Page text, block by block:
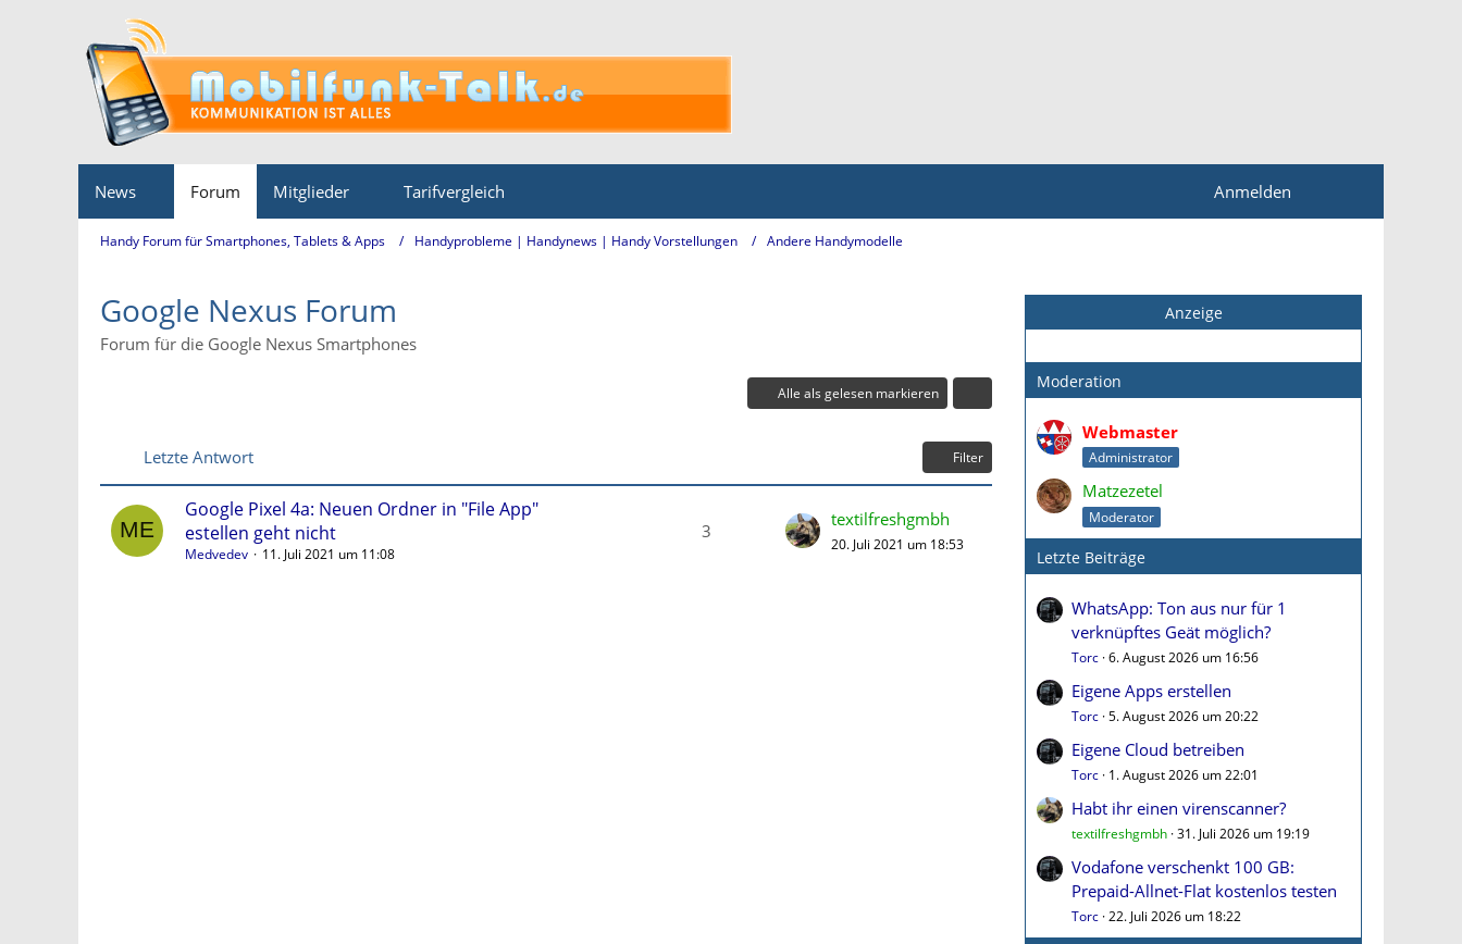
News Forum Mitglieder Tarifvergleich Anmelden
Handy Forum für Smartphones, Tablets & Apps Handyprobleme | Handynews | Handy Vorstellungen Andere Handymodelle
Google Nexus Forum
Forum für die Google Nexus Smartphones
Alle als gelesen markieren
Letzte Antwort Filter
Google Pixel 4a: Neuen Ordner in "File App"
estellen geht nicht
Medvedev 11. Juli 2021 um 11:08
3
textilfreshgmbh
20. Juli 2021 um 18:53
Anzeige
Moderation
Webmaster
Administrator
Matzezetel
Moderator
Letzte Beiträge
WhatsApp: Ton aus nur für 1
verknüpftes Geät möglich?
Torc 6. August 2026 um 16:56
Eigene Apps erstellen
Torc 5. August 2026 um 20:22
Eigene Cloud betreiben
Torc 1. August 2026 um 22:01
Habt ihr einen virenscanner?
textilfreshgmbh 31. Juli 2026 um 19:19
Vodafone verschenkt 100 GB:
Prepaid-Allnet-Flat kostenlos testen
Torc 22. Juli 2026 um 18:22